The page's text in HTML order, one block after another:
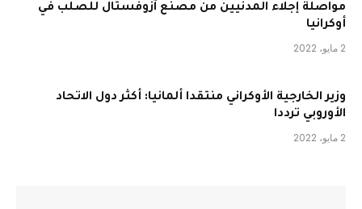
مواصلة إجلاء المدنيين من مصنع آزوفستال للصلب في
أوكرانيا
2 مايو، 2022
وزير الخارجية الأوكراني منتقدا ألمانيا: أكثر دول الاتحاد
الأوروبي ترددا
2 مايو، 2022